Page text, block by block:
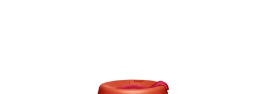
ZĽAVNENÉ PRODUKTY